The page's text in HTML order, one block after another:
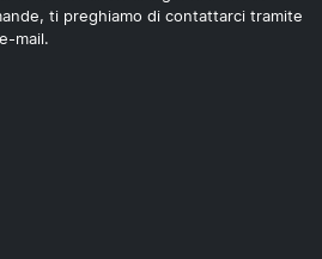
ti preghiamo di contattarci tramite
mail.